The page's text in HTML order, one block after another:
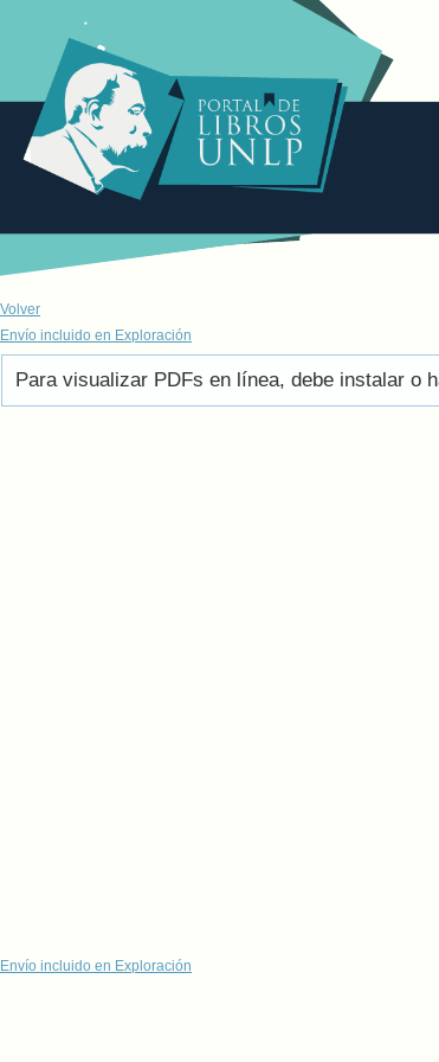
Volver
Envío incluido en Exploración
Para visualizar PDFs en línea, debe instalar o
Envío incluido en Exploración